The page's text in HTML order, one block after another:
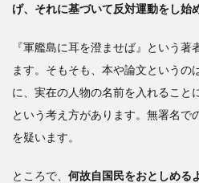
げ、それに基づいて反対運動をし始
『軍艦島に耳を澄ませば』という著
ます。そもそも、本や論文というの
に、実在の人物の名前を入れること
という考え方があります。無署名で
を疑います。
ところで、 何故自国民をおとしめる